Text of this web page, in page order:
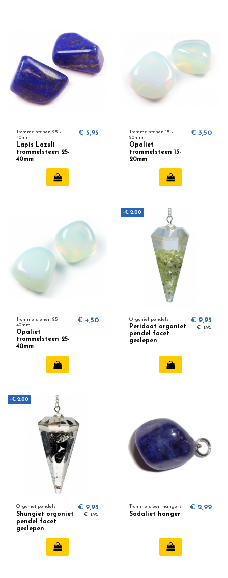
Trommelstenen 25 -
40mm
Lapis Lazuli
trommelsteen 25-
40mm
€ 5,95
Trommelstenen 15 -
20mm
Opaliet
trommelsteen 15-
20mm
€ 3,50
Trommelstenen 25 -
40mm
Opaliet
trommelsteen 25-
40mm
€ 4,50
-€ 2,00
Orgoniet pendels
Peridoot orgoniet
pendel facet
geslepen
€ 9,95
€ 11,95
-€ 2,00
Orgoniet pendels
Shungiet orgoniet
pendel facet
geslepen
€ 9,95
€ 11,95
Trommelsteen hangers
Sodaliet hanger
€ 2,99